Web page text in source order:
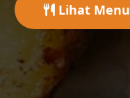
Lihat Menu